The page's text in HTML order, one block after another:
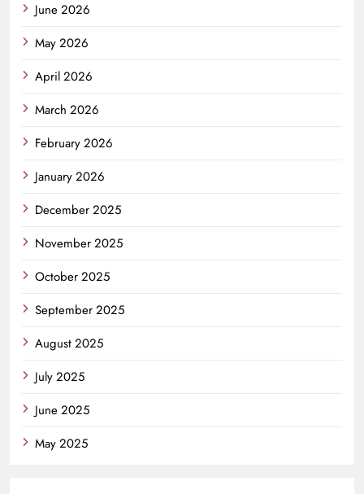
June 2026
May 2026
April 2026
March 2026
February 2026
January 2026
December 2025
November 2025
October 2025
September 2025
August 2025
July 2025
June 2025
May 2025